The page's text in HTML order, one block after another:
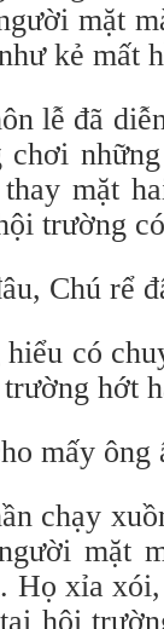
mặt
kẻ mất
lễ đã
chơi
mặt
trường
Chú rể
có
hớt
mấy ông
chạy
mặt
Họ xỉa
hội